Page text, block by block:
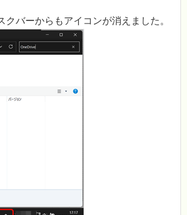
バーからもアイコンが消えました。